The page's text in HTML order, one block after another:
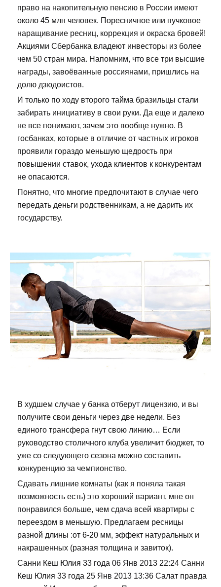
право на накопительную пенсию в России имеют
около 45 млн человек. Поресничное или пучковое
наращивание ресниц, коррекция и окраска бровей!
Акциями Сбербанка владеют инвесторы из более
чем 50 стран мира. Напомним, что все три высшие
награды, завоёванные россиянами, пришлись на
долю дзюдоистов.
И только по ходу второго тайма бразильцы стали
забирать инициативу в свои руки. Да еще и далеко
не все понимают, зачем это вообще нужно. В
госбанках, которые в отличие от частных игроков
проявили гораздо меньшую щедрость при
повышении ставок, ухода клиентов к конкурентам
не опасаются.
Понятно, что многие предпочитают в случае чего
передать деньги родственникам, а не дарить их
государству.
В худшем случае у банка отберут лицензию, и вы
получите свои деньги через две недели. Без
единого трансфера гнут свою линию… Если
руководство столичного клуба увеличит бюджет, то
уже со следующего сезона можно составить
конкуренцию за чемпионство.
Сдавать лишние комнаты (как я поняла такая
возможность есть) это хороший вариант, мне он
понравился больше, чем сдача всей квартиры с
переездом в меньшую. Предлагаем ресницы
разной длины :от 6-20 мм, эффект натуральных и
накрашенных (разная толщина и завиток).
Санни Кеш Юлия 33 года 06 Янв 2013 22:24 Санни
Кеш Юлия 33 года 25 Янв 2013 13:36 Салат правда